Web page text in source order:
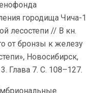
городища Чича-1
лесостепи // В кн.
от бронзы к железу
Новосибирск,
Глава 7. С. 108–127.